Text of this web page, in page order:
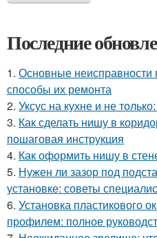
Последние
1. Основные неисправности
способы их ремонта
2. Уксус на кухне и не
3. Как сделать нишу в
пошаговая инструкция
4. Как оформить нишу в
5. Нужен ли зазор под
установке: советы
6. Установка пластикового
профилем: полное